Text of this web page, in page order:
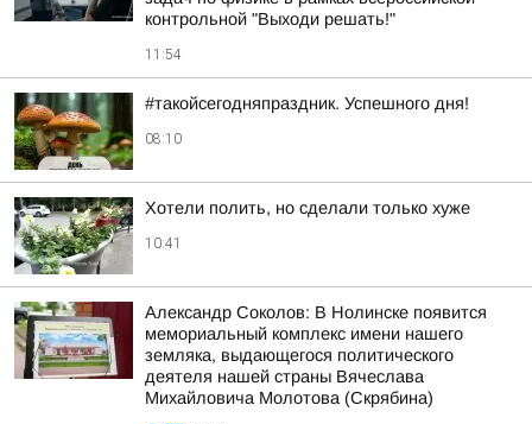
контрольной "Выходи решать!"
11:54
#такойсегодняпраздник. Успешного дня!
08:10
Хотели полить, но сделали только хуже
10:41
Александр Соколов: В Нолинске появится
мемориальный комплекс имени нашего
земляка, выдающегося политического
деятеля нашей страны Вячеслава
Михайловича Молотова (Скрябина)